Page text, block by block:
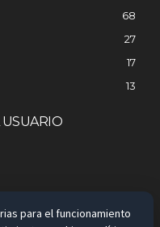
68
27
17
13
USUARIO
para el funcionamiento